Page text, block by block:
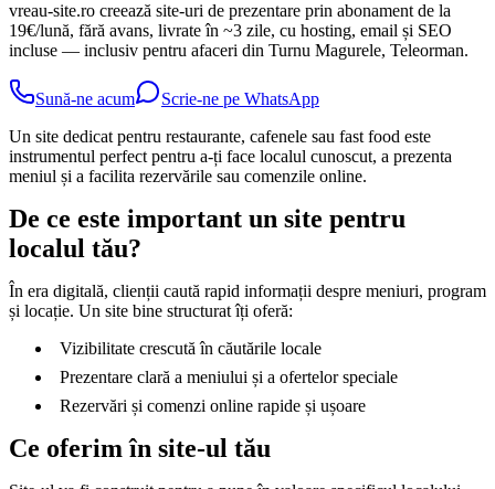
vreau-site.ro creează site-uri de prezentare prin abonament de la
19€/lună, fără avans, livrate în ~3 zile, cu hosting, email și SEO
incluse — inclusiv pentru afaceri din Turnu Magurele, Teleorman.
Sună-ne acum
Scrie-ne pe WhatsApp
Un site dedicat pentru restaurante, cafenele sau fast food este
instrumentul perfect pentru a-ți face localul cunoscut, a prezenta
meniul și a facilita rezervările sau comenzile online.
De ce este important un site pentru
localul tău?
În era digitală, clienții caută rapid informații despre meniuri, program
și locație. Un site bine structurat îți oferă:
Vizibilitate crescută în căutările locale
Prezentare clară a meniului și a ofertelor speciale
Rezervări și comenzi online rapide și ușoare
Ce oferim în site-ul tău